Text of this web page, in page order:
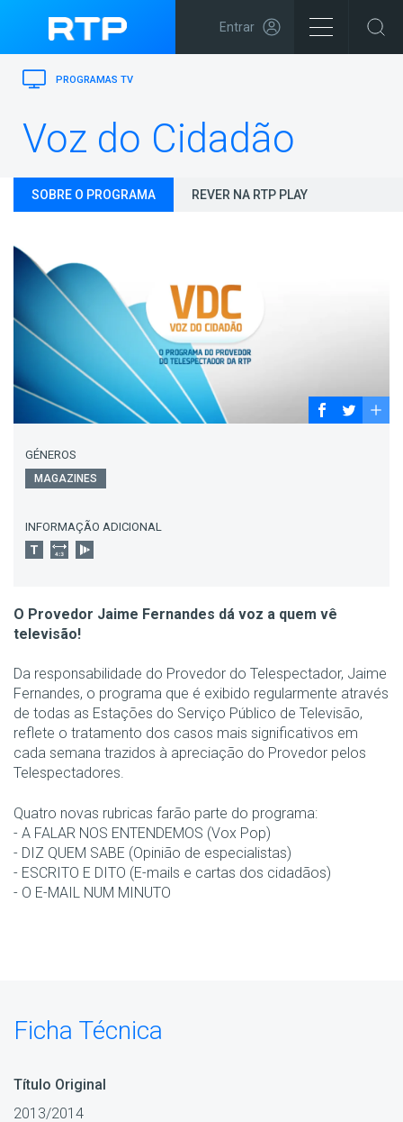
Entrar
PROGRAMAS TV
Voz do Cidadão
SOBRE O PROGRAMA REVER NA RTP PLAY
GÉNEROS
MAGAZINES
INFORMAÇÃO ADICIONAL
O Provedor Jaime Fernandes dá voz a quem vê
televisão!
Da responsabilidade do Provedor do Telespectador, Jaime
Fernandes, o programa que é exibido regularmente através
de todas as Estações do Serviço Público de Televisão,
reflete o tratamento dos casos mais significativos em
cada semana trazidos à apreciação do Provedor pelos
Telespectadores.
Quatro novas rubricas farão parte do programa:
- A FALAR NOS ENTENDEMOS (Vox Pop)
- DIZ QUEM SABE (Opinião de especialistas)
- ESCRITO E DITO (E-mails e cartas dos cidadãos)
- O E-MAIL NUM MINUTO
Ficha Técnica
Título Original
2013/2014